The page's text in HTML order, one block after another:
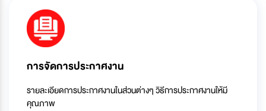
การจัดการประกาศงาน
รายละเอียดการประกาศงานในส่วนต่างๆ วิธีการประกาศงานให้มี
คุณภาพ